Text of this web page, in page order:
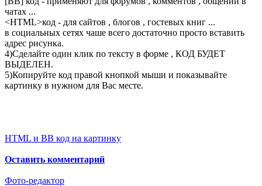
чатах ...
<HTML>код - для сайтов , блогов , гостевых книг ...
в социальных сетях чаше всего достаточно просто вставить
адрес рисунка.
4)Сделайте один клик по тексту в форме , КОД БУДЕТ
ВЫДЕЛЕН.
5)Копируйте код правой кнопкой мыши и показывайте
картинку в нужном для Вас месте.
HTML и BB код на картинку
Оставить комментарий
Фото-редактор